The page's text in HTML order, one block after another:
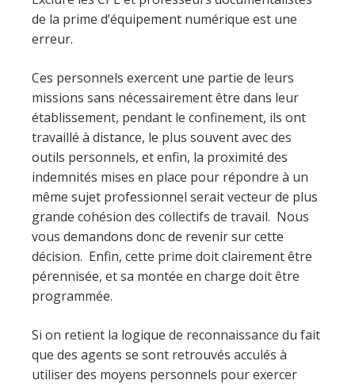
de la prime d’équipement numérique est une
erreur.
Ces personnels exercent une partie de leurs
missions sans nécessairement être dans leur
établissement, pendant le confinement, ils ont
travaillé à distance, le plus souvent avec des
outils personnels, et enfin, la proximité des
indemnités mises en place pour répondre à un
même sujet professionnel serait vecteur de plus
grande cohésion des collectifs de travail. Nous
vous demandons donc de revenir sur cette
décision. Enfin, cette prime doit clairement être
pérennisée, et sa montée en charge doit être
programmée.
Si on retient la logique de reconnaissance du fait
que des agents se sont retrouvés acculés à
utiliser des moyens personnels pour exercer